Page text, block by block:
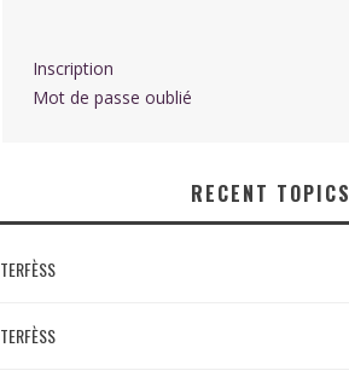
Inscription
Mot de passe oublié
RECENT TOPICS
TERFÈSS
TERFÈSS